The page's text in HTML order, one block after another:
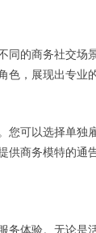
的商务社交场
，展现出专业
您可以选择单独
供商务模特的通
体验。无论是